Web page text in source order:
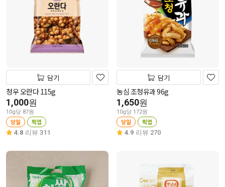
담기
청우 오란다 115g
1,000원
10g당 87원
당일 픽업
4.8 리뷰 311
담기
농심 조청유과 96g
1,650원
10g당 172원
당일 픽업
4.9 리뷰 270